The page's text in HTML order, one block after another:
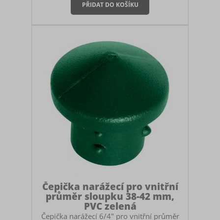
32 až 35 mm. Využití: ideální pro
nestandardní sloupky, lešenářské trubky
nebo silnostěnné profily o vnějším
s UV stabilizací Plastová narážecí zátka
slouží k uzavření horní části sloupku. Na
rozdíl od klasických čepiček se tato
varianta instaluje dovnitř tru
Čepička narážecí pro vnitřní
průměr sloupku 38-42 mm,
PVC zelená
Čepička narážecí 6/4" pro vnitřní průměr